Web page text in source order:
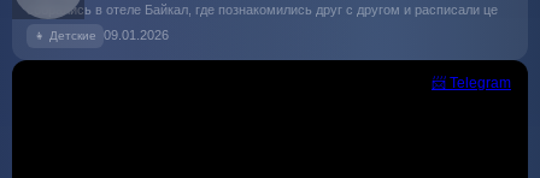
собрались в отеле Байкал, где познакомились друг с другом и расписали це
👧 Детские 09.01.2026
📨 Telegram